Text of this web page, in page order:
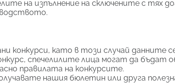
на изпълнение на сключените с тях
конкурси, като в този случай данните
спечелилите лица могат да бъдат
правилата на конкурсите.
нашия бюлетин или друга